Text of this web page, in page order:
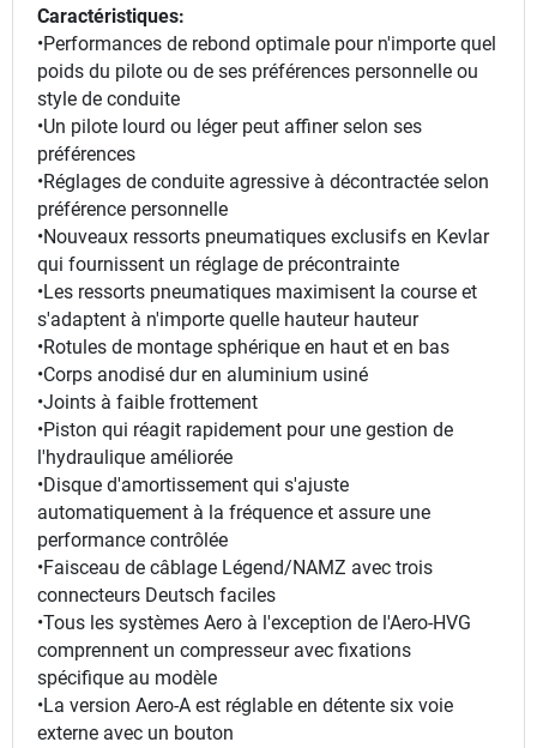
Caractéristiques:
•Performances de rebond optimale pour n'importe quel
poids du pilote ou de ses préférences personnelle ou
style de conduite
•Un pilote lourd ou léger peut affiner selon ses
préférences
•Réglages de conduite agressive à décontractée selon
préférence personnelle
•Nouveaux ressorts pneumatiques exclusifs en Kevlar
qui fournissent un réglage de précontrainte
•Les ressorts pneumatiques maximisent la course et
s'adaptent à n'importe quelle hauteur hauteur
•Rotules de montage sphérique en haut et en bas
•Corps anodisé dur en aluminium usiné
•Joints à faible frottement
•Piston qui réagit rapidement pour une gestion de
l'hydraulique améliorée
•Disque d'amortissement qui s'ajuste
automatiquement à la fréquence et assure une
performance contrôlée
•Faisceau de câblage Légend/NAMZ avec trois
connecteurs Deutsch faciles
•Tous les systèmes Aero à l'exception de l'Aero-HVG
comprennent un compresseur avec fixations
spécifique au modèle
•La version Aero-A est réglable en détente six voie
externe avec un bouton